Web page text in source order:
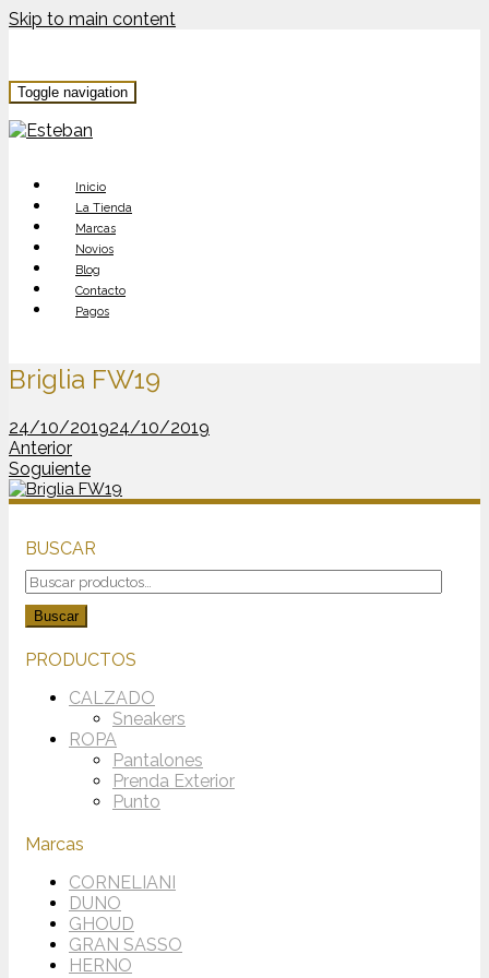
Skip to main content
Toggle navigation
Inicio
La Tienda
Marcas
Novios
Blog
Contacto
Pagos
Briglia FW19
24/10/201924/10/2019
Anterior
Soguiente
BUSCAR
Buscar
por:
Buscar
PRODUCTOS
CALZADO
Sneakers
ROPA
Pantalones
Prenda Exterior
Punto
Marcas
CORNELIANI
DUNO
GHOUD
GRAN SASSO
HERNO